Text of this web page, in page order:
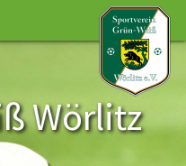
Wörlitz